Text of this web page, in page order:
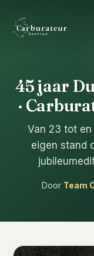
45 jaar
·
Van 23 tot
eigen stand
Door Team